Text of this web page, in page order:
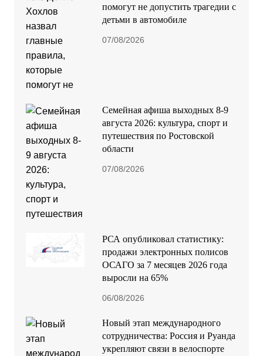
помогут не допустить трагедии с
детьми в автомобиле
07/08/2026
Семейная афиша выходных 8-9
августа 2026: культура, спорт и
путешествия по Ростовской
области
07/08/2026
РСА опубликовал статистику:
продажи электронных полисов
ОСАГО за 7 месяцев 2026 года
выросли на 65%
06/08/2026
Новый этап международного
сотрудничества: Россия и Руанда
укрепляют связи в велоспорте